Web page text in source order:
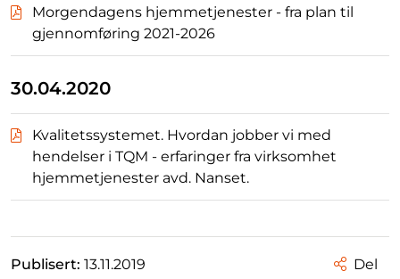
Morgendagens hjemmetjenester - fra plan til
gjennomføring 2021-2026
30.04.2020
Kvalitetssystemet. Hvordan jobber vi med
hendelser i TQM - erfaringer fra virksomhet
hjemmetjenester avd. Nanset.
Publisert: 13.11.2019
Del